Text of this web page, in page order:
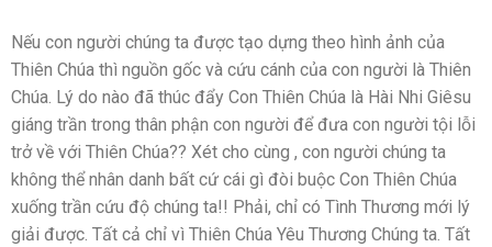
Nếu con người chúng ta được tạo dựng theo hình ảnh của
Thiên Chúa thì nguồn gốc và cứu cánh của con người là Thiên
Chúa. Lý do nào đã thúc đẩy Con Thiên Chúa là Hài Nhi Giêsu
giáng trần trong thân phận con người để đưa con người tội lỗi
trở về với Thiên Chúa?? Xét cho cùng , con người chúng ta
không thể nhân danh bất cứ cái gì đòi buộc Con Thiên Chúa
xuống trần cứu độ chúng ta!! Phải, chỉ có Tình Thương mới lý
giải được. Tất cả chỉ vì Thiên Chúa Yêu Thương Chúng ta. Tất